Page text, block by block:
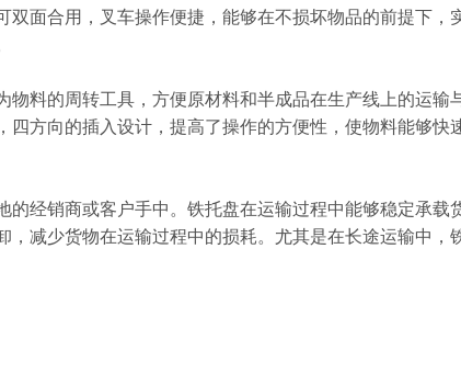
双面合用，叉车操作便捷，能够在不损坏物品的前提下，
物料的周转工具，方便原材料和半成品在生产线上的运输
四方向的插入设计，提高了操作的方便性，使物料能够快
的经销商或客户手中。铁托盘在运输过程中能够稳定承载
，减少货物在运输过程中的损耗。尤其是在长途运输中，